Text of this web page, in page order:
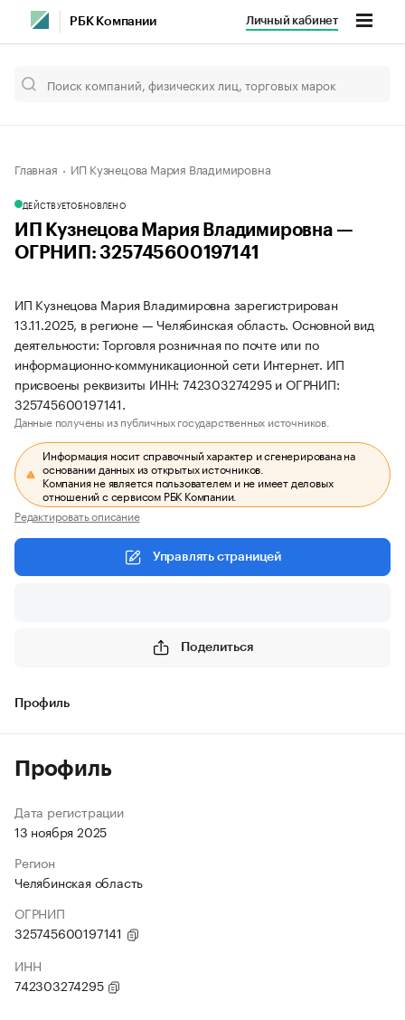
РБК Компании Личный кабинет
Главная ИП Кузнецова Мария Владимировна
ДЕЙСТВУЕТОБНОВЛЕНО
ИП Кузнецова Мария Владимировна —
ОГРНИП: 325745600197141
ИП Кузнецова Мария Владимировна зарегистрирован
13.11.2025, в регионе — Челябинская область. Основной вид
деятельности: Торговля розничная по почте или по
информационно-коммуникационной сети Интернет. ИП
присвоены реквизиты ИНН: 742303274295 и ОГРНИП:
325745600197141.
Данные получены из публичных государственных источников.
Информация носит справочный характер и сгенерирована на
основании данных из открытых источников.
Компания не является пользователем и не имеет деловых
отношений с сервисом РБК Компании.
Редактировать описание
Управлять страницей
Поделиться
Профиль
Профиль
Дата регистрации
13 ноября 2025
Регион
Челябинская область
ОГРНИП
325745600197141
ИНН
742303274295